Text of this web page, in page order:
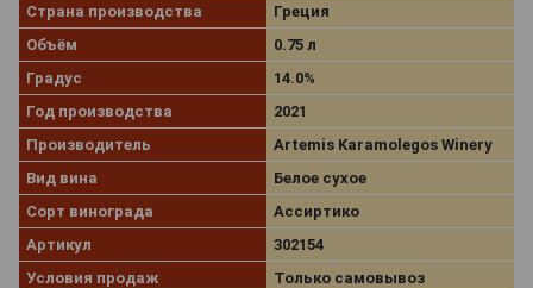
Страна производства
Греция
Объём
0.75 л
Градус
14.0%
Год производства
2021
Производитель
Artemis Karamolegos Winery
Вид вина
Белое сухое
Сорт винограда
Ассиртико
Артикул
302154
Условия продаж
Только самовывоз